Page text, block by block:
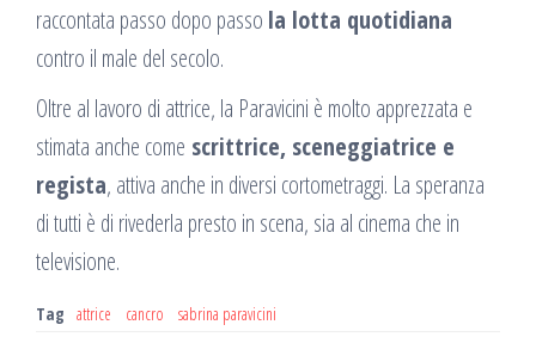
raccontata passo dopo passo la lotta quotidiana
contro il male del secolo.
Oltre al lavoro di attrice, la Paravicini è molto apprezzata e
stimata anche come scrittrice, sceneggiatrice e
regista, attiva anche in diversi cortometraggi. La speranza
di tutti è di rivederla presto in scena, sia al cinema che in
televisione.
Tag attrice cancro sabrina paravicini